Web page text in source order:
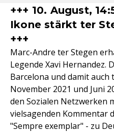
+++ 10. August,
Ikone stärkt ter
+++
Marc-Andre ter Stegen
Legende Xavi Hernandez.
Barcelona und damit auch
November 2021 und Juni
den Sozialen Netzwerken
vielsagenden Kommentar
"Sempre exemplar" - zu